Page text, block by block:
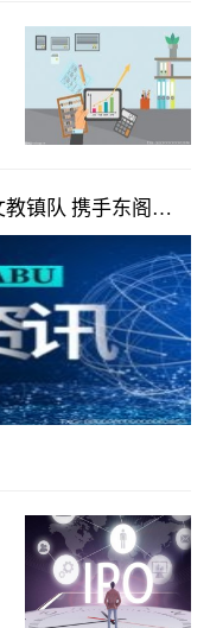
镇队 携手东阁镇